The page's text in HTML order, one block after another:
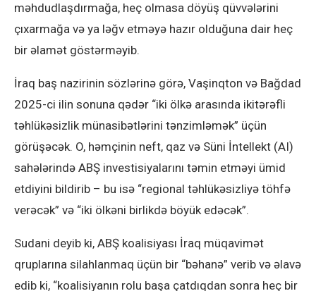
məhdudlaşdırmağa, heç olmasa döyüş qüvvələrini
çıxarmağa və ya ləğv etməyə hazır olduğuna dair heç
bir əlamət göstərməyib.
İraq baş nazirinin sözlərinə görə, Vaşinqton və Bağdad
2025-ci ilin sonuna qədər “iki ölkə arasında ikitərəfli
təhlükəsizlik münasibətlərini tənzimləmək” üçün
görüşəcək. O, həmçinin neft, qaz və Süni İntellekt (AI)
sahələrində ABŞ investisiyalarını təmin etməyi ümid
etdiyini bildirib – bu isə “regional təhlükəsizliyə töhfə
verəcək” və “iki ölkəni birlikdə böyük edəcək”.
Sudani deyib ki, ABŞ koalisiyası İraq müqavimət
qruplarına silahlanmaq üçün bir “bəhanə” verib və əlavə
edib ki, “koalisiyanın rolu başa çatdıqdan sonra heç bir